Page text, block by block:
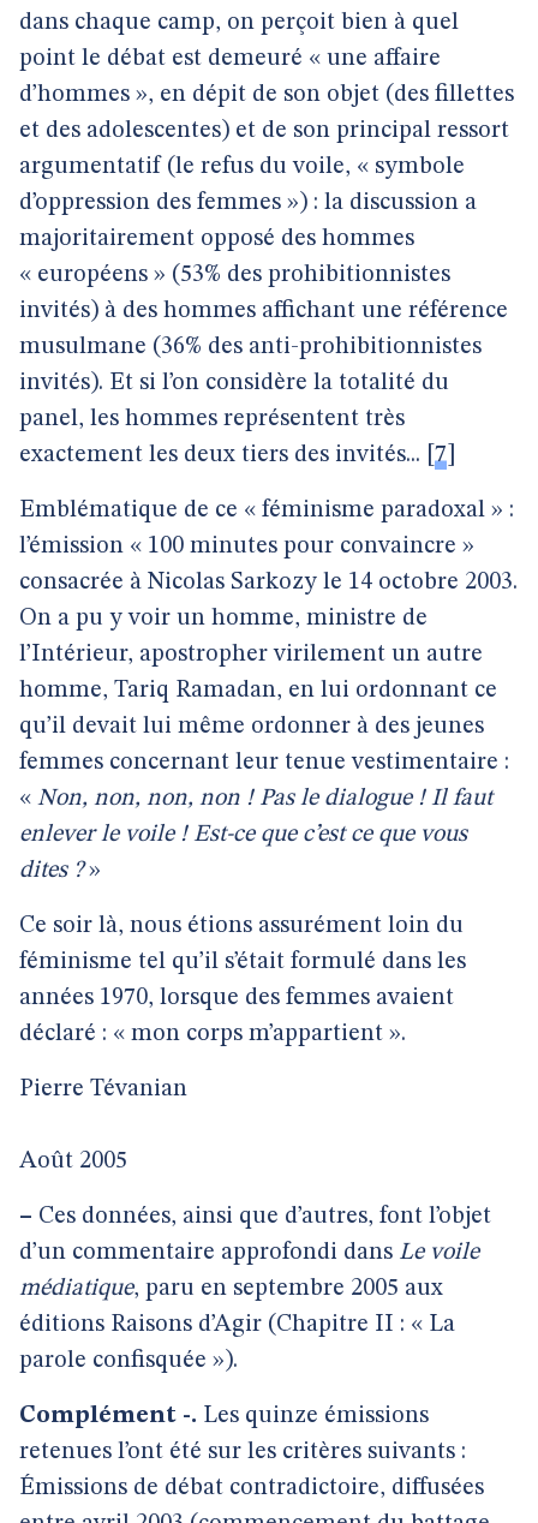
dans chaque camp, on perçoit bien à quel
point le débat est demeuré « une affaire
d’hommes », en dépit de son objet (des fillettes
et des adolescentes) et de son principal ressort
argumentatif (le refus du voile, « symbole
d’oppression des femmes ») : la discussion a
majoritairement opposé des hommes
« européens » (53% des prohibitionnistes
invités) à des hommes affichant une référence
musulmane (36% des anti-prohibitionnistes
invités). Et si l’on considère la totalité du
panel, les hommes représentent très
exactement les deux tiers des invités...
7
Emblématique de ce « féminisme paradoxal » :
l’émission « 100 minutes pour convaincre »
consacrée à Nicolas Sarkozy le 14 octobre 2003.
On a pu y voir un homme, ministre de
l’Intérieur, apostropher virilement un autre
homme, Tariq Ramadan, en lui ordonnant ce
qu’il devait lui même ordonner à des jeunes
femmes concernant leur tenue vestimentaire :
« Non, non, non, non ! Pas le dialogue ! Il faut
enlever le voile ! Est-ce que c’est ce que vous
dites ?»
Ce soir là, nous étions assurément loin du
féminisme tel qu’il s’était formulé dans les
années 1970, lorsque des femmes avaient
déclaré : « mon corps m’appartient ».
Pierre Tévanian
Août 2005
– Ces données, ainsi que d’autres, font l’objet
d’un commentaire approfondi dans Le voile
médiatique, paru en septembre 2005 aux
éditions Raisons d’Agir (Chapitre II : « La
parole confisquée »).
Complément -. Les quinze émissions
retenues l’ont été sur les critères suivants :
Émissions de débat contradictoire, diffusées